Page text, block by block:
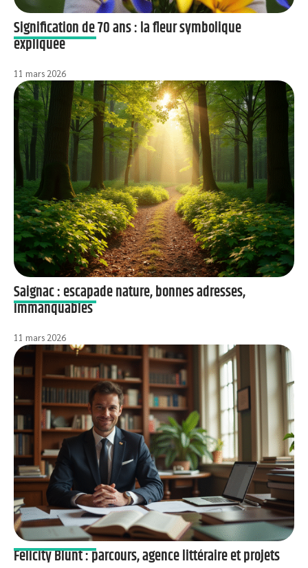
Signification de 70 ans : la fleur symbolique
expliquée
11 mars 2026
Saignac : escapade nature, bonnes adresses,
immanquables
11 mars 2026
Felicity Blunt : parcours, agence littéraire et projets